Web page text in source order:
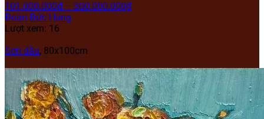
101.000.000₫ – 300.000.000₫
Đoàn Đức Hùng
Lượt xem: 16
Sơn dầu, 80x100cm